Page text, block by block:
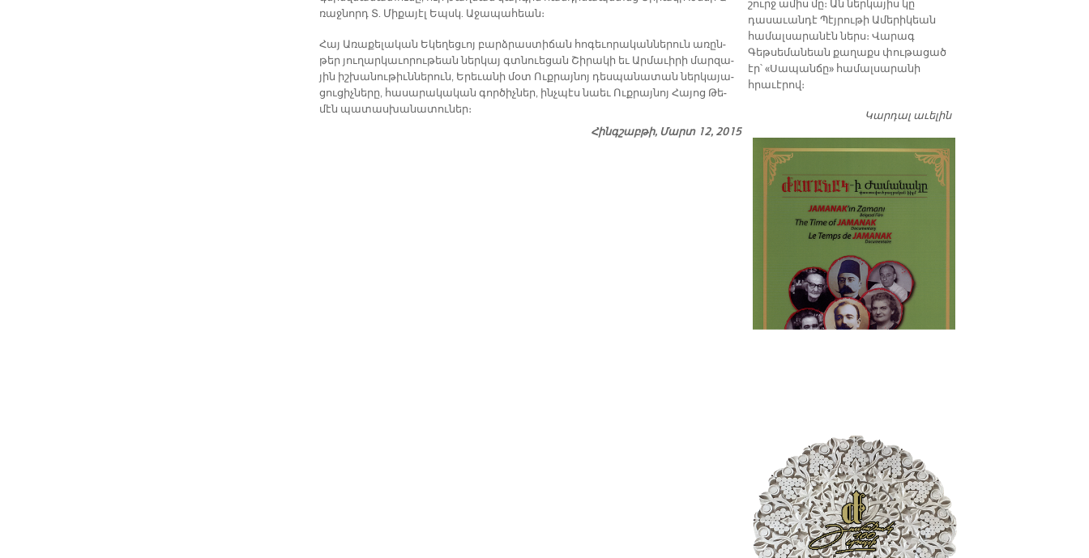
ռաջ­նորդ Տ. Մի­քա­յէլ Եպսկ. Ա­ջա­պա­հեան։
Հայ Ա­ռա­քե­լա­կան Ե­կե­ղեց­ւոյ բարձ­րաս­տի­ճան հո­գե­ւո­րա­կան­նե­րուն ա­ռըն­
թեր յու­ղար­կա­ւո­րու­թեան ներ­կայ գտնուե­ցան Շի­րա­կի եւ Ար­մա­ւի­րի մար­զա­
յին իշ­խա­նու­թիւն­նե­րուն, Ե­րե­ւա­նի մօտ Ուք­րայ­նոյ դես­պա­նա­տան ներ­կա­յա­
ցու­ցիչ­ները, հա­սա­րա­կա­կան գոր­ծիչ­ներ, ինչ­պէս նաեւ Ուք­րայ­նոյ Հա­յոց Թե­
մէն պա­տաս­խա­նա­տու­ներ։
Հինգշաբթի, Մարտ 12, 2015
շուրջ ամիս մը։ Ան ներկայիս կը
դասաւանդէ Պէյրութի Ամերիկեան
համալսարանէն ներս։ Վարագ
Գեթսեմանեան քաղաքս փութացած
էր՝ «Սապանճը» համալսարանի
հրաւէրով։
Կարդալ աւելինՊոլիս այցելութեան